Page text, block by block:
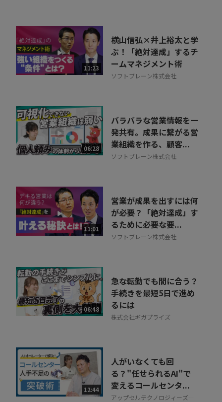
11:23
横山信弘×井上裕太と学
ぶ！「絶対達成」するチ
ームマネジメント術
ソフトブレーン株式会社
06:28
バラバラな営業情報を一
発共有。成果に繋がる営
業組織を作る、顧客...
ソフトブレーン株式会社
11:01
営業が成果を出すには何
が必要？「絶対達成」す
るために必要な要...
ソフトブレーン株式会社
06:48
急な転勤でも間に合う？
手続きを最短5日で進め
るには
株式会社ギガプライズ
12:44
人がいなくても回
る？"任せられるAI"で
変えるコールセンタ...
アップセルテクノロジィーズ株